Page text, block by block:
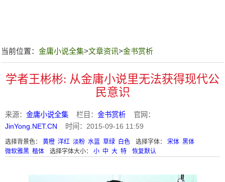
当前位置： 金庸小说全集>文章资讯>金书赏析
学者王彬彬: 从金庸小说里无法获得现代公
民意识
来源： 金庸小说全集 栏目： 金书赏析 官网：
JinYong.NET.CN 时间：2015-09-16 11:59
选择背景色： 黄橙 洋红 淡粉 水蓝 草绿 白色 选择字体： 宋体 黑体
微软雅黑 楷体 选择字体大小： 小 中 大 特 恢复默认